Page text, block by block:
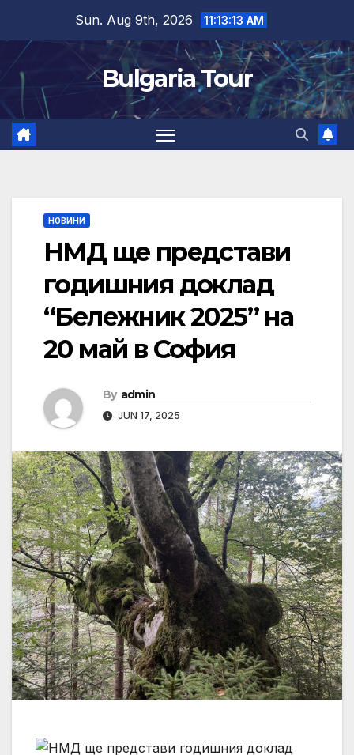
content
Sun. Aug 9th, 2026 11:13:14 AM
Bulgaria Tour
НОВИНИ
НМД ще представи
годишния доклад
“Бележник 2025” на
20 май в София
By admin
JUN 17, 2025